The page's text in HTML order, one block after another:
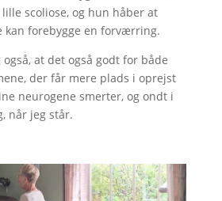
scoliose, og hun håber at
forebygge en forværring.
at det også godt for både
der får mere plads i oprejst
neurogene smerter, og ondt i
når jeg står.